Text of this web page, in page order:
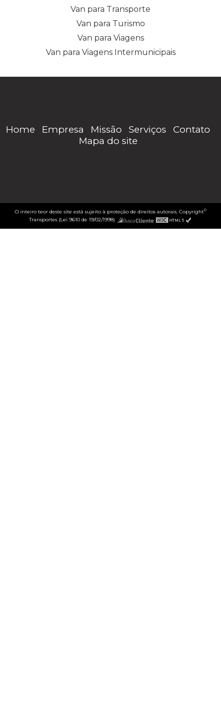
Van para Transporte
Van para Turismo
Van para Viagens
Van para Viagens Intermunicipais
Home Empresa Missão Serviços
Contato
Mapa do site
O inteiro teor deste site está sujeito à proteção de direitos autorais. Copyright©
Transportes (Lei 9610 de 19/02/1998)